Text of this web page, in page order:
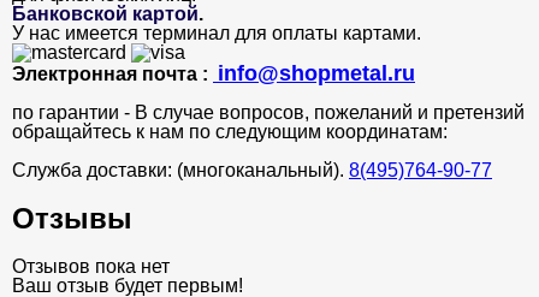
Банковской картой.
У нас имеется терминал для оплаты картами.
Электронная почта : info@shopmetal.ru
по гарантии - В случае вопросов, пожеланий и претензий
обращайтесь к нам по следующим координатам:
Служба доставки: (многоканальный). 8(495)764-90-77
Отзывы
Отзывов пока нет
Ваш отзыв будет первым!